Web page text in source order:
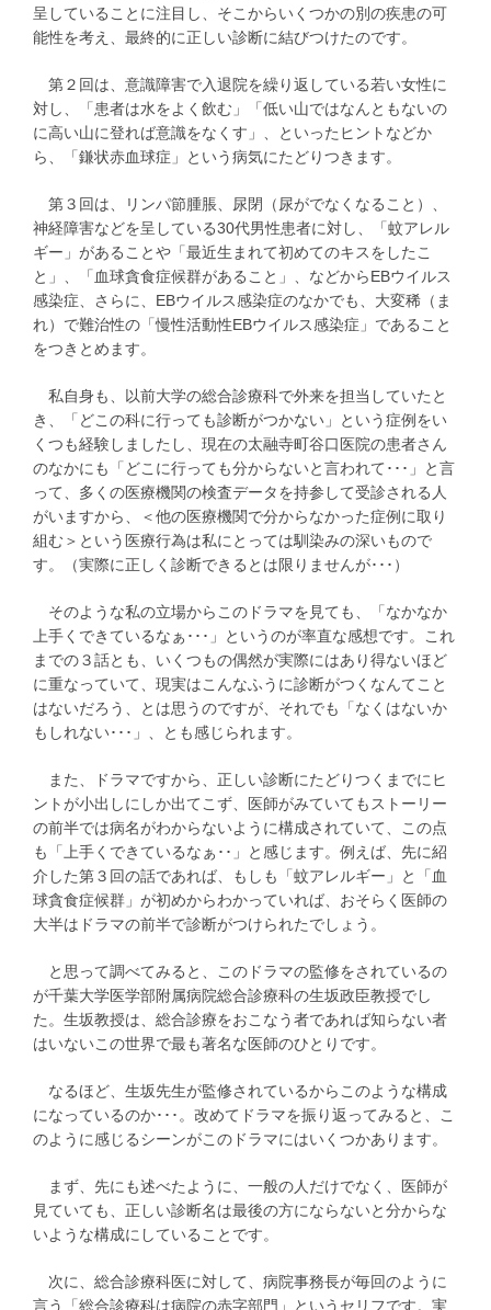
呈していることに注目し、そこからいくつかの別の疾患の可
能性を考え、最終的に正しい診断に結びつけたのです。
第２回は、意識障害で入退院を繰り返している若い女性に
対し、「患者は水をよく飲む」「低い山ではなんともないの
に高い山に登れば意識をなくす」、といったヒントなどか
ら、「鎌状赤血球症」という病気にたどりつきます。
第３回は、リンパ節腫脹、尿閉（尿がでなくなること）、
神経障害などを呈している30代男性患者に対し、「蚊アレル
ギー」があることや「最近生まれて初めてのキスをしたこ
と」、「血球貪食症候群があること」、などからEBウイルス
感染症、さらに、EBウイルス感染症のなかでも、大変稀（ま
れ）で難治性の「慢性活動性EBウイルス感染症」であること
をつきとめます。
私自身も、以前大学の総合診療科で外来を担当していたと
き、「どこの科に行っても診断がつかない」という症例をい
くつも経験しましたし、現在の太融寺町谷口医院の患者さん
のなかにも「どこに行っても分からないと言われて･･･」と言
って、多くの医療機関の検査データを持参して受診される人
がいますから、＜他の医療機関で分からなかった症例に取り
組む＞という医療行為は私にとっては馴染みの深いもので
す。（実際に正しく診断できるとは限りませんが･･･）
そのような私の立場からこのドラマを見ても、「なかなか
上手くできているなぁ･･･」というのが率直な感想です。これ
までの３話とも、いくつもの偶然が実際にはあり得ないほど
に重なっていて、現実はこんなふうに診断がつくなんてこと
はないだろう、とは思うのですが、それでも「なくはないか
もしれない･･･」、とも感じられます。
また、ドラマですから、正しい診断にたどりつくまでにヒ
ントが小出しにしか出てこず、医師がみていてもストーリー
の前半では病名がわからないように構成されていて、この点
も「上手くできているなぁ･･」と感じます。例えば、先に紹
介した第３回の話であれば、もしも「蚊アレルギー」と「血
球貪食症候群」が初めからわかっていれば、おそらく医師の
大半はドラマの前半で診断がつけられたでしょう。
と思って調べてみると、このドラマの監修をされているの
が千葉大学医学部附属病院総合診療科の生坂政臣教授でし
た。生坂教授は、総合診療をおこなう者であれば知らない者
はいないこの世界で最も著名な医師のひとりです。
なるほど、生坂先生が監修されているからこのような構成
になっているのか･･･。改めてドラマを振り返ってみると、こ
のように感じるシーンがこのドラマにはいくつかあります。
まず、先にも述べたように、一般の人だけでなく、医師が
見ていても、正しい診断名は最後の方にならないと分からな
いような構成にしていることです。
次に、総合診療科医に対して、病院事務長が毎回のように
言う「総合診療科は病院の赤字部門」というセリフです。実